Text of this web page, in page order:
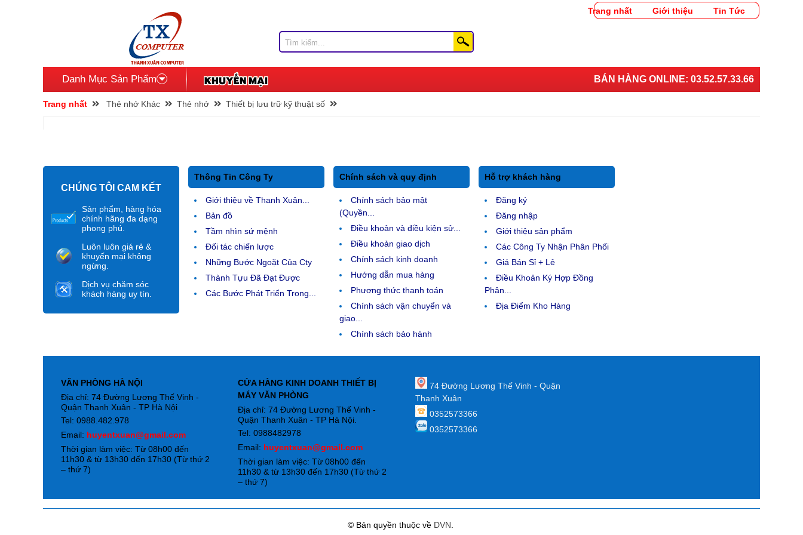
Trang nhất Giới thiệu Tin Tức
Danh Mục Sản Phẩm BÁN HÀNG ONLINE: 03.52.57.33.66
Trang nhất Thẻ nhớ Khác Thẻ nhớ Thiết bị lưu trữ kỹ thuật số
CHÚNG TÔI CAM KẾT
Sản phẩm, hàng hóa
chính hãng đa dạng
phong phú.
Luôn luôn giá rẻ &
khuyến mại không
ngừng.
Dịch vụ chăm sóc
khách hàng uy tín.
Thông Tin Công Ty
Giới thiệu về Thanh Xuân...
Bản đồ
Tầm nhìn sứ mệnh
Đối tác chiến lược
Những Bước Ngoặt Của Cty
Thành Tựu Đã Đạt Được
Các Bước Phát Triển Trong...
Chính sách và quy định
Chính sách bảo mật
(Quyền...
Điều khoản và điều kiện sử...
Điều khoản giao dịch
Chính sách kinh doanh
Hướng dẫn mua hàng
Phương thức thanh toán
Chính sách vận chuyển và
giao...
Chính sách bảo hành
Hỗ trợ khách hàng
Đăng ký
Đăng nhập
Giới thiệu sản phẩm
Các Công Ty Nhận Phân Phối
Giá Bán Sỉ + Lẻ
Điều Khoản Ký Hợp Đồng
Phân...
Địa Điểm Kho Hàng
VĂN PHÒNG HÀ NỘI
Địa chỉ: 74 Đường Lương Thế Vinh -
Quận Thanh Xuân - TP Hà Nội
Tel: 0988.482.978
Email: huyentxuan@gmail.com
Thời gian làm việc: Từ 08h00 đến
11h30 & từ 13h30 đến 17h30 (Từ thứ 2
– thứ 7)
CỬA HÀNG KINH DOANH THIẾT BỊ
MÁY VĂN PHÒNG
Địa chỉ: 74 Đường Lương Thế Vinh -
Quận Thanh Xuân - TP Hà Nội.
Tel: 0988482978
Email: huyentxuan@gmail.com
Thời gian làm việc: Từ 08h00 đến
11h30 & từ 13h30 đến 17h30 (Từ thứ 2
– thứ 7)
74 Đường Lương Thế Vinh - Quận
Thanh Xuân
0352573366
0352573366
© Bản quyền thuộc về DVN